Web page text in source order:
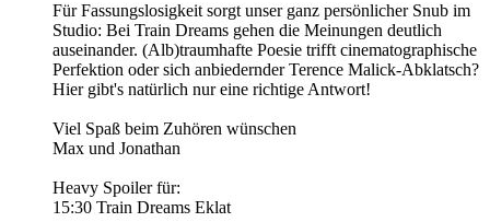
Für Fassungslosigkeit sorgt unser ganz persönlicher Snub im
Studio: Bei Train Dreams gehen die Meinungen deutlich
auseinander. (Alb)traumhafte Poesie trifft cinematographische
Perfektion oder sich anbiedernder Terence Malick-Abklatsch?
Hier gibt's natürlich nur eine richtige Antwort!
Viel Spaß beim Zuhören wünschen
Max und Jonathan
Heavy Spoiler für:
15:30 Train Dreams Eklat